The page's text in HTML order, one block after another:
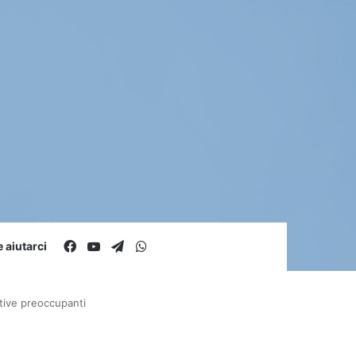
aiutarci Facebook
You TubeTelegram
preoccupanti